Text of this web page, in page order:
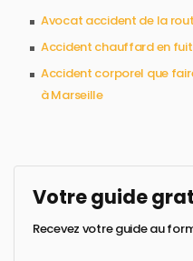
Avocat accident de la
Accident chauffard en
Accident corporel que
à Marseille
Votre guide
Recevez votre guide au